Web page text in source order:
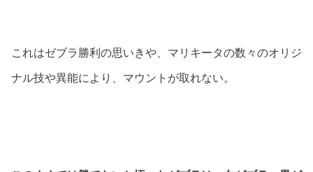
これはゼブラ勝利の思いきや、マリキータの数々のオリジ
ナル技や異能により、マウントが取れない。